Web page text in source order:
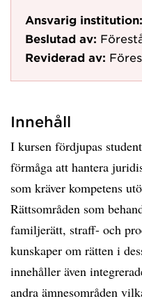
Ansvarig institution:
Beslutad av:
Reviderad av:
Innehåll
I kursen fördjupas
förmåga att hantera
som kräver kompetens
Rättsområden som
familjerätt, straff- och
kunskaper om rätten i
innehåller även
andra ämnesområden